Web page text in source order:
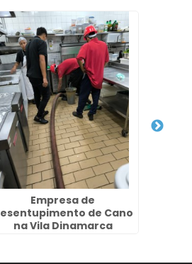
Empresa de
de Cano
na Vila Dinamarca